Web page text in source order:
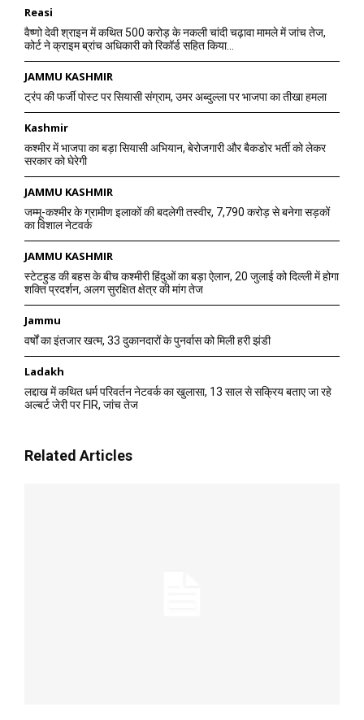
Reasi
वैष्णो देवी श्राइन में कथित 500 करोड़ के नकली चांदी चढ़ावा मामले में जांच तेज,
कोर्ट ने क्राइम ब्रांच अधिकारी को रिकॉर्ड सहित किया...
JAMMU KASHMIR
ट्रंप की फर्जी पोस्ट पर सियासी संग्राम, उमर अब्दुल्ला पर भाजपा का तीखा हमला
Kashmir
कश्मीर में भाजपा का बड़ा सियासी अभियान, बेरोजगारी और बैकडोर भर्ती को लेकर
सरकार को घेरेगी
JAMMU KASHMIR
जम्मू-कश्मीर के ग्रामीण इलाकों की बदलेगी तस्वीर, 7,790 करोड़ से बनेगा सड़कों
का विशाल नेटवर्क
JAMMU KASHMIR
स्टेटहुड की बहस के बीच कश्मीरी हिंदुओं का बड़ा ऐलान, 20 जुलाई को दिल्ली में होगा
शक्ति प्रदर्शन, अलग सुरक्षित क्षेत्र की मांग तेज
Jammu
वर्षों का इंतजार खत्म, 33 दुकानदारों के पुनर्वास को मिली हरी झंडी
Ladakh
लद्दाख में कथित धर्म परिवर्तन नेटवर्क का खुलासा, 13 साल से सक्रिय बताए जा रहे
अल्बर्ट जेरी पर FIR, जांच तेज
Related Articles